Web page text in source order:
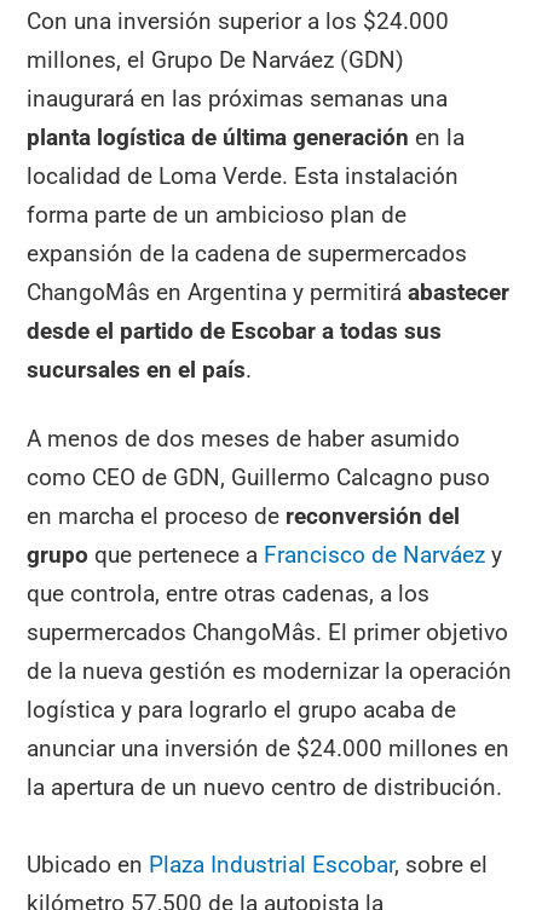
Con una inversión superior a los $24.000
millones, el Grupo De Narváez (GDN)
inaugurará en las próximas semanas una
planta logística de última generación en la
localidad de Loma Verde. Esta instalación
forma parte de un ambicioso plan de
expansión de la cadena de supermercados
ChangoMâs en Argentina y permitirá abastecer
desde el partido de Escobar a todas sus
sucursales en el país.
A menos de dos meses de haber asumido
como CEO de GDN, Guillermo Calcagno puso
en marcha el proceso de reconversión del
grupo que pertenece a Francisco de Narváez y
que controla, entre otras cadenas, a los
supermercados ChangoMâs. El primer objetivo
de la nueva gestión es modernizar la operación
logística y para lograrlo el grupo acaba de
anunciar una inversión de $24.000 millones en
la apertura de un nuevo centro de distribución.
Ubicado en Plaza Industrial Escobar, sobre el
kilómetro 57,500 de la autopista la